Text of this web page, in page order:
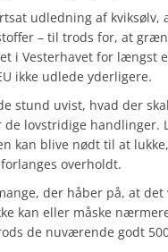
udledning af kviksølv,
– til trods for, at
i Vesterhavet for længst
ikke udlede yderligere.
stund uvist, hvad der
de lovstridige handlinger.
kan blive nødt til at
overholdt.
der håber på, at det
kan eller måske
de nuværende godt